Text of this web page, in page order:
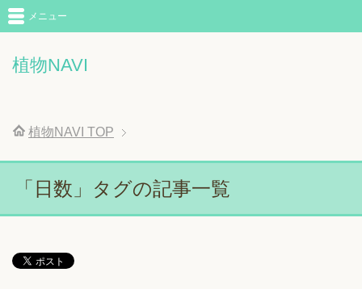
植物NAVI
メニュー
植物NAVI TOP
「日数」タグの記事一覧